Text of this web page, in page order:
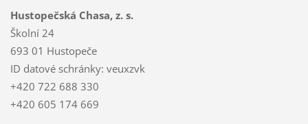
Hustopečská Chasa, z. s.
Školní 24
693 01 Hustopeče
ID datové schránky: veuxzvk
+420 722 688 330
+420 605 174 669